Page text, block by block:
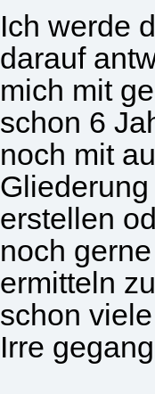
Ich werde
darauf
mich mit
schon 6
noch mit
erstellen
noch
ermitteln
schon
Irre